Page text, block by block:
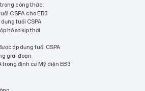
công thức:
CSPA cho EB3
tuổi CSPA
hồ sơ kịp thời
áp dụng tuổi CSPA
giai đoạn
trong định cư Mỹ diện EB3